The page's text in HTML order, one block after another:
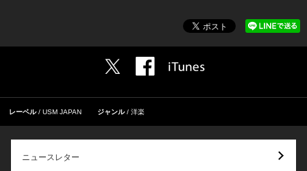
レーベル USM JAPAN ジャンル 洋楽
ニュースレター